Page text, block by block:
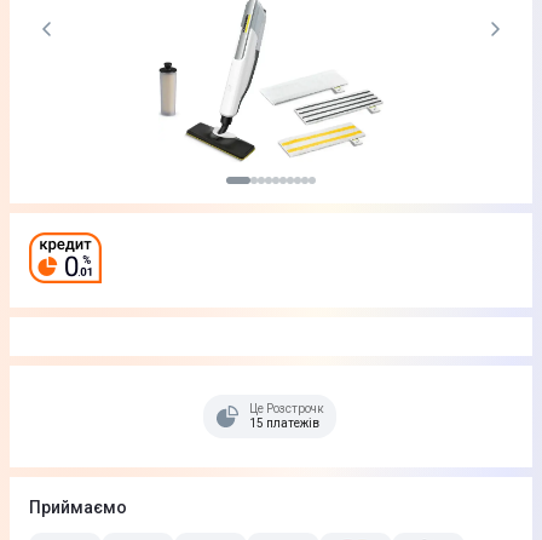
Це Розстрочка
15 платежів
Приймаємо